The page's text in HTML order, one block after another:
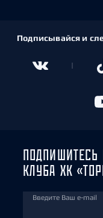
Подписывайся и
КЛУБА ХК
Введите Ваш e-mail